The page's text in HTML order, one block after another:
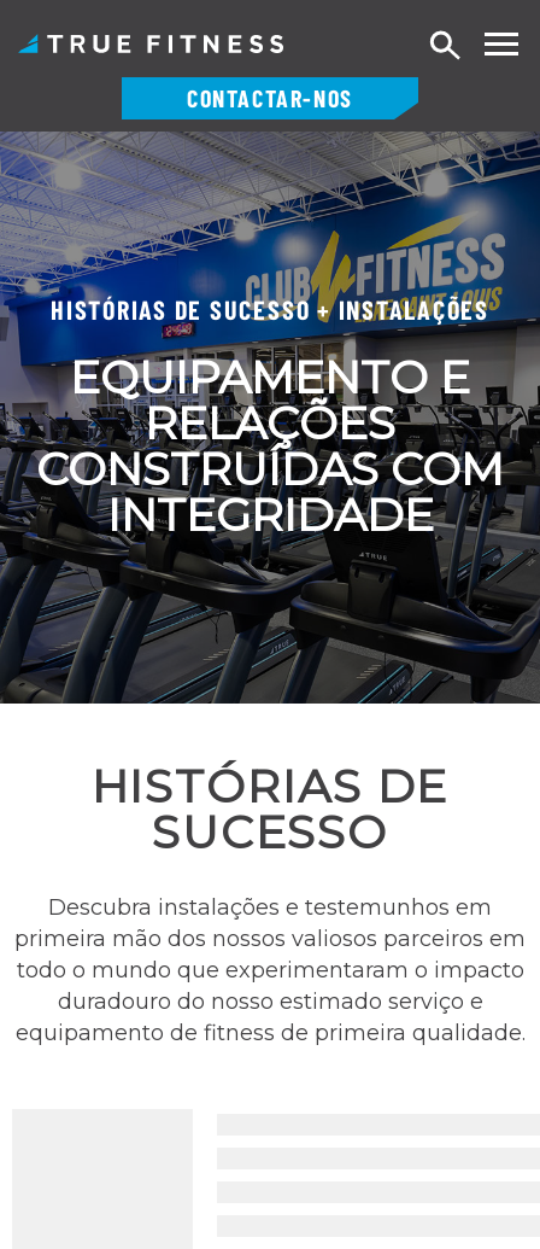
Saltar
para
o
conteúdo
CONTACTAR-NOS
Pesquisar
HISTÓRIAS DE SUCESSO + INSTALAÇÕES
EQUIPAMENTO E
RELAÇÕES
CONSTRUÍDAS COM
INTEGRIDADE
HISTÓRIAS DE
SUCESSO
Descubra instalações e testemunhos em
primeira mão dos nossos valiosos parceiros em
todo o mundo que experimentaram o impacto
duradouro do nosso estimado serviço e
equipamento de fitness de primeira qualidade.